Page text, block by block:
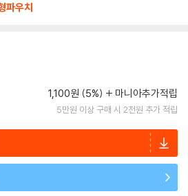
파우치
1,100원 (5%) 마니아추가적립
5만원 이상 구매 시 2천원 추가 적립